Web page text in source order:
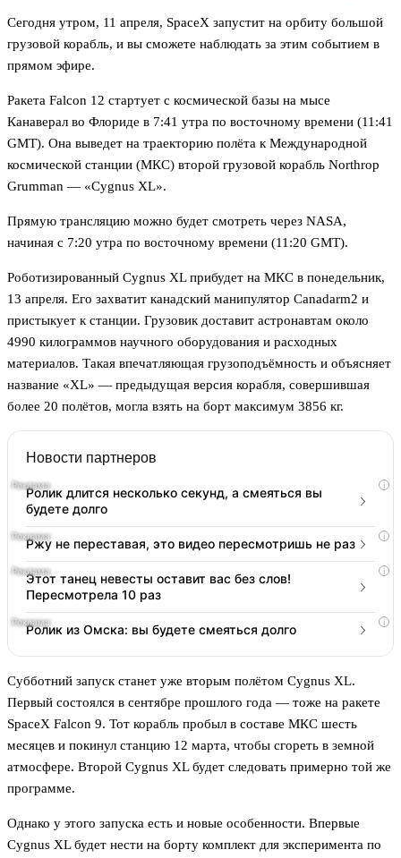
Сегодня утром, 11 апреля, SpaceX запустит на орбиту большой
грузовой корабль, и вы сможете наблюдать за этим событием в
прямом эфире.
Ракета Falcon 12 стартует с космической базы на мысе
Канаверал во Флориде в 7:41 утра по восточному времени (11:41
GMT). Она выведет на траекторию полёта к Международной
космической станции (МКС) второй грузовой корабль Northrop
Grumman — «Cygnus XL».
Прямую трансляцию можно будет смотреть через NASA,
начиная с 7:20 утра по восточному времени (11:20 GMT).
Роботизированный Cygnus XL прибудет на МКС в понедельник,
13 апреля. Его захватит канадский манипулятор Canadarm2 и
пристыкует к станции. Грузовик доставит астронавтам около
4990 килограммов научного оборудования и расходных
материалов. Такая впечатляющая грузоподъёмность и объясняет
название «XL» — предыдущая версия корабля, совершившая
более 20 полётов, могла взять на борт максимум 3856 кг.
Новости партнеров
i
Ролик длится несколько секунд, а смеяться вы
будете долго
i
Ржу не переставая, это видео пересмотришь не раз
i
Этот танец невесты оставит вас без слов!
Пересмотрела 10 раз
i
Ролик из Омска: вы будете смеяться долго
Субботний запуск станет уже вторым полётом Cygnus XL.
Первый состоялся в сентябре прошлого года — тоже на ракете
SpaceX Falcon 9. Тот корабль пробыл в составе МКС шесть
месяцев и покинул станцию 12 марта, чтобы сгореть в земной
атмосфере. Второй Cygnus XL будет следовать примерно той же
программе.
Однако у этого запуска есть и новые особенности. Впервые
Cygnus XL будет нести на борту комплект для эксперимента по